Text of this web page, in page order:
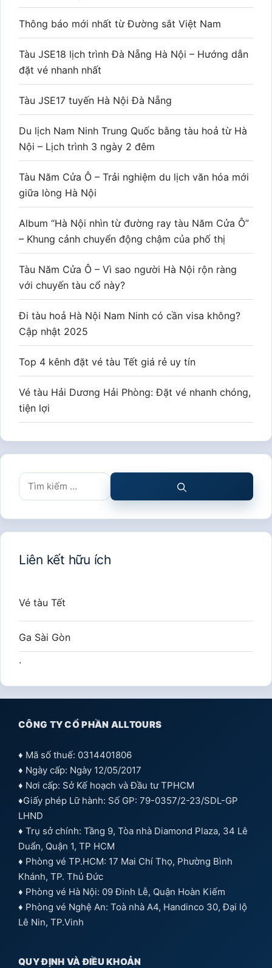
Thông báo mới nhất từ Đường sắt Việt Nam
Tàu JSE18 lịch trình Đà Nẵng Hà Nội – Hướng dẫn
đặt vé nhanh nhất
Tàu JSE17 tuyến Hà Nội Đà Nẵng
Du lịch Nam Ninh Trung Quốc bằng tàu hoả từ Hà
Nội – Lịch trình 3 ngày 2 đêm
Tàu Năm Cửa Ô – Trải nghiệm du lịch văn hóa mới
giữa lòng Hà Nội
Album “Hà Nội nhìn từ đường ray tàu Năm Cửa Ô”
– Khung cảnh chuyển động chậm của phố thị
Tàu Năm Cửa Ô – Vì sao người Hà Nội rộn ràng
với chuyến tàu cổ này?
Đi tàu hoả Hà Nội Nam Ninh có cần visa không?
Cập nhật 2025
Top 4 kênh đặt vé tàu Tết giá rẻ uy tín
Vé tàu Hải Dương Hải Phòng: Đặt vé nhanh chóng,
tiện lợi
Tìm
kiếm
Liên kết hữu ích
Vé tàu Tết
Ga Sài Gòn
.
CÔNG TY CỔ PHẦN ALLTOURS
♦ Mã số thuế: 0314401806
♦ Ngày cấp: Ngày 12/05/2017
♦ Nơi cấp: Sở Kế hoạch và Đầu tư TPHCM
♦Giấy phép Lữ hành: Số GP: 79-0357/2-23/SDL-GP
LHND
♦ Trụ sở chính: Tầng 9, Tòa nhà Diamond Plaza, 34 Lê
Duẩn, Quận 1, TP HCM
♦ Phòng vé TP.HCM: 17 Mai Chí Thọ, Phường Bình
Khánh, TP. Thủ Đức
♦ Phòng vé Hà Nội: 09 Đinh Lễ, Quận Hoàn Kiếm
♦ Phòng vé Nghệ An: Toà nhà A4, Handinco 30, Đại lộ
Lê Nin, TP.Vinh
QUY ĐỊNH VÀ ĐIỀU KHOẢN